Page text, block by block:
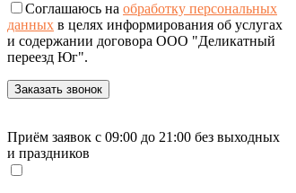
Соглашаюсь на обработку персональных
данных в целях информирования об услугах
и содержании договора ООО "Деликатный
переезд Юг".
Приём заявок с 09:00 до 21:00 без выходных
и праздников